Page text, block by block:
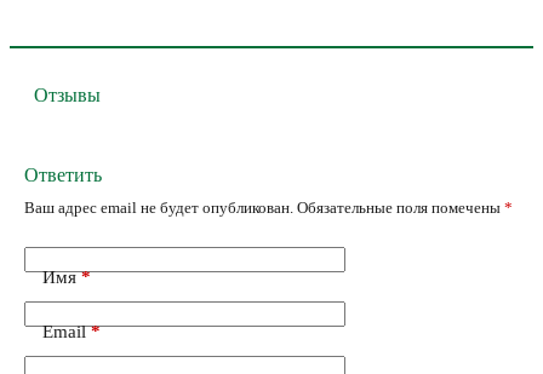
Отзывы
Ответить
Ваш адрес email не будет опубликован. Обязательные поля помечены *
Имя*
Email*